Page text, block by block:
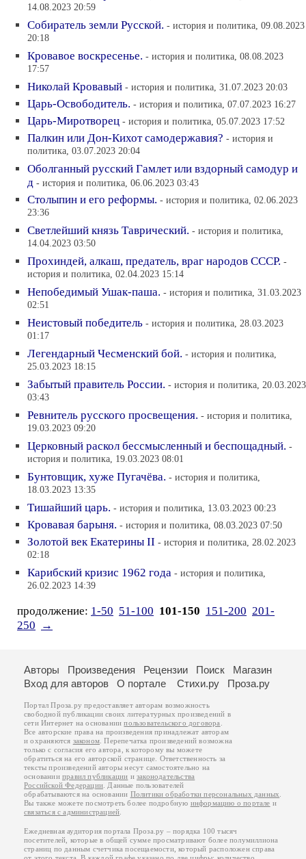
14.08.2023 20:59
Собиратель земли Русской. - история и политика, 09.08.2023
20:18
Кровавое воскресенье. - история и политика, 08.08.2023
17:57
Николай Кровавый - история и политика, 31.07.2023 20:03
Царь-Освободитель. - история и политика, 07.07.2023 16:27
Царь-Миротворец - история и политика, 05.07.2023 17:52
Палкин или Дон-Кихот самодержавия? - история и
политика, 03.07.2023 20:04
Оболганный русский Гамлет или вздорный самодур и
д - история и политика, 06.06.2023 03:43
Столыпин и его реформы. - история и политика, 02.06.2023
23:36
Светлейший князь Таврический. - история и политика,
14.04.2023 03:50
Прохиндей, алкаш, предатель, враг народов СССР. -
история и политика, 02.04.2023 15:14
Непобедимый Ушак-паша. - история и политика, 31.03.2023
02:51
Неистовый победитель - история и политика, 28.03.2023
01:17
Легендарный Чесменский бой. - история и политика,
25.03.2023 18:15
Забытый правитель России. - история и политика, 20.03.2023
03:43
Ревнитель русского просвещения. - история и политика,
19.03.2023 09:20
Церковный раскол бессмысленный и беспощадный. -
история и политика, 19.03.2023 08:01
Бунтовщик, хуже Пугачёва. - история и политика,
18.03.2023 13:35
Тишайший царь. - история и политика, 13.03.2023 00:23
Кровавая барыня. - история и политика, 08.03.2023 07:50
Золотой век Екатерины II - история и политика, 28.02.2023
02:18
Карибский кризис 1962 года - история и политика,
26.02.2023 14:39
продолжение: 1-50 51-100 101-150 151-200 201-
250
→
Авторы Произведения Рецензии Поиск
Магазин
Вход для авторов
О портале Стихи.ру Проза.ру
Портал Проза.ру предоставляет авторам возможность
свободной публикации своих литературных произведений в
сети Интернет на основаниипользовательского договора
Все авторские права на произведения принадлежат авторам
и охраняются законом . Перепечатка произведений возможна
только с согласия его автора, к которому вы можете
обратиться на его авторской странице. Ответственность за
тексты произведений авторы несут самостоятельно на
основанииправил публикации изаконодательства
Российской Федерации . Данные пользователей
обрабатываются на основании Политики обработки персональных данных
Вы также можете посмотреть более подробную информацию о портале и
связаться с администрацией
Ежедневная аудитория портала Проза.ру – порядка 100 тысяч
посетителей, которые в общей сумме просматривают более полумиллиона
страниц по данным счетчика посещаемости, который расположен справа